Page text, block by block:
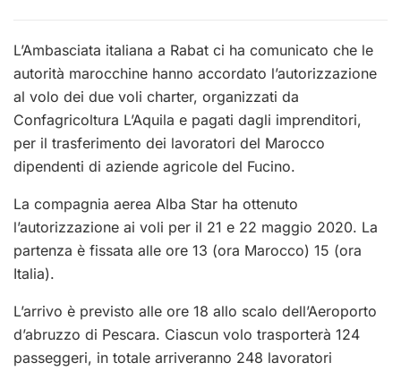
L’Ambasciata italiana a Rabat ci ha comunicato che le
autorità marocchine hanno accordato l’autorizzazione
al volo dei due voli charter, organizzati da
Confagricoltura L’Aquila e pagati dagli imprenditori,
per il trasferimento dei lavoratori del Marocco
dipendenti di aziende agricole del Fucino.
La compagnia aerea Alba Star ha ottenuto
l’autorizzazione ai voli per il 21 e 22 maggio 2020. La
partenza è fissata alle ore 13 (ora Marocco) 15 (ora
Italia).
L’arrivo è previsto alle ore 18 allo scalo dell’Aeroporto
d’abruzzo di Pescara. Ciascun volo trasporterà 124
passeggeri, in totale arriveranno 248 lavoratori